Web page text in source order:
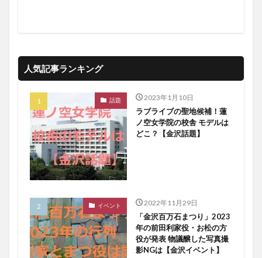
人気記事ランキング
話題 2023年1月10日
ラブライブの聖地候補！蓮
ノ空女学院の校舎 モデルは
どこ？【金沢話題】
イベント 2022年11月29日
「金沢百万石まつり」2023
年の前田利家役・お松の方
役が発表 物議醸した写真撮
影NGは【金沢イベント】